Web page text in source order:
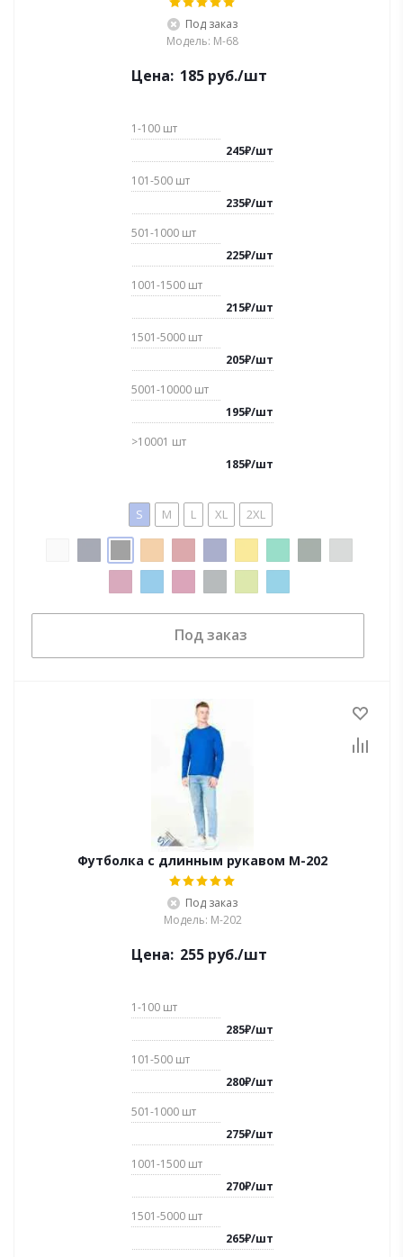
Под заказ
Модель: М-68
Цена: 185 руб./шт
1-100 шт
245₽/шт
101-500 шт
235₽/шт
501-1000 шт
225₽/шт
1001-1500 шт
215₽/шт
1501-5000 шт
205₽/шт
5001-10000 шт
195₽/шт
>10001 шт
185₽/шт
S M L XL 2XL
Под заказ
Футболка с длинным рукавом M-202
Под заказ
Модель: М-202
Цена: 255 руб./шт
1-100 шт
285₽/шт
101-500 шт
280₽/шт
501-1000 шт
275₽/шт
1001-1500 шт
270₽/шт
1501-5000 шт
265₽/шт